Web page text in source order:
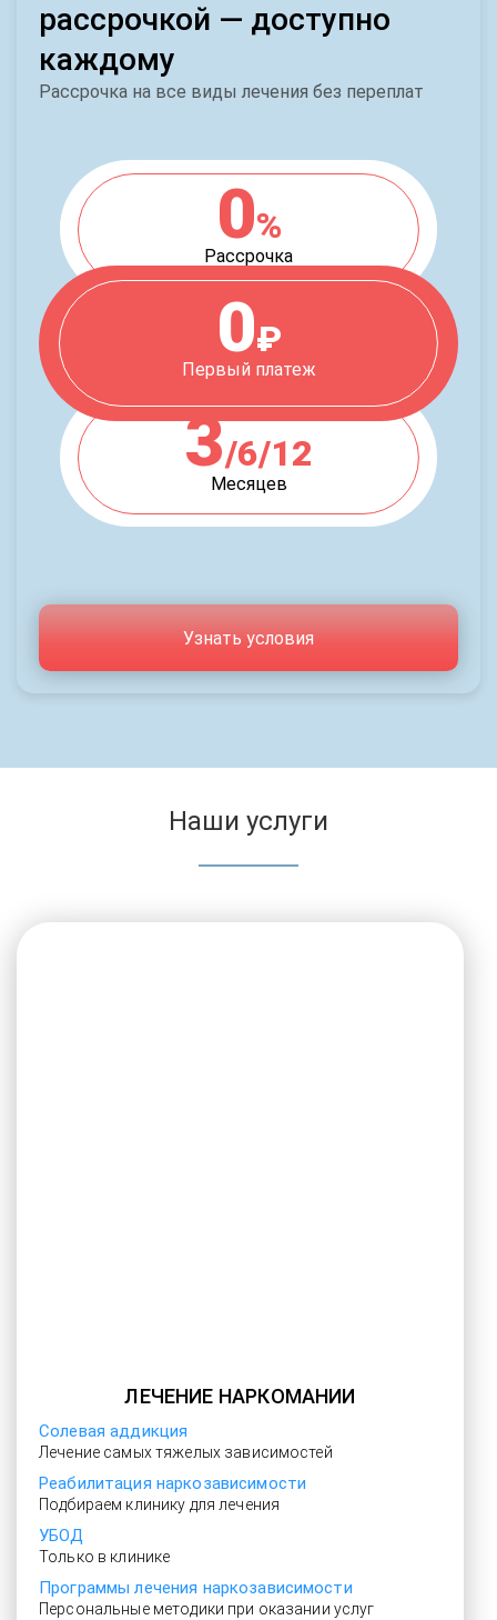
рассрочкой — доступно
каждому
Рассрочка на все виды лечения без переплат
0%
Рассрочка
0₽
Первый платеж
3/6/12
Месяцев
Узнать условия
Наши услуги
ЛЕЧЕНИЕ НАРКОМАНИИ
Солевая аддикция
Лечение самых тяжелых зависимостей
Реабилитация наркозависимости
Подбираем клинику для лечения
УБОД
Только в клинике
Программы лечения наркозависимости
Персональные методики при оказании услуг